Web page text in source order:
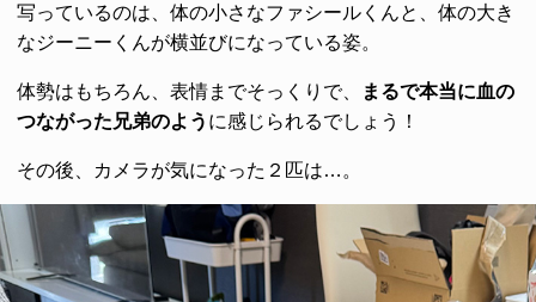
写っているのは、体の小さなファシールくんと、体の大き
なジーニーくんが横並びになっている姿。
体勢はもちろん、表情までそっくりで、
まるで本当に血の
つながった兄弟のよう に感じられるでしょう！
その後、カメラが気になった２匹は…。